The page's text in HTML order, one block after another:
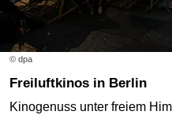
© dpa
Freiluftkinos in Berlin
Kinogenuss unter freiem